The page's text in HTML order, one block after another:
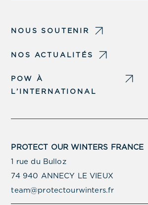
NOUS SOUTENIR
NOS ACTUALITÉS
POW À
L’INTERNATIONAL
PROTECT OUR WINTERS FRANCE
1 rue du Bulloz
74 940 ANNECY LE VIEUX
team@protectourwinters.fr